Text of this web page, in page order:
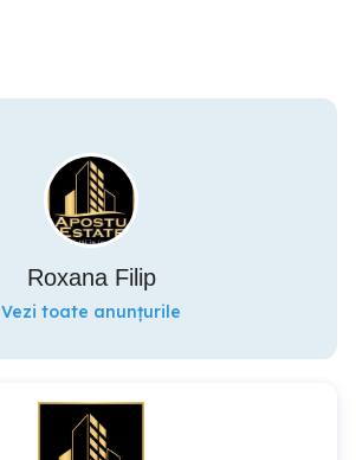
Roxana Filip
Vezi toate anunțurile